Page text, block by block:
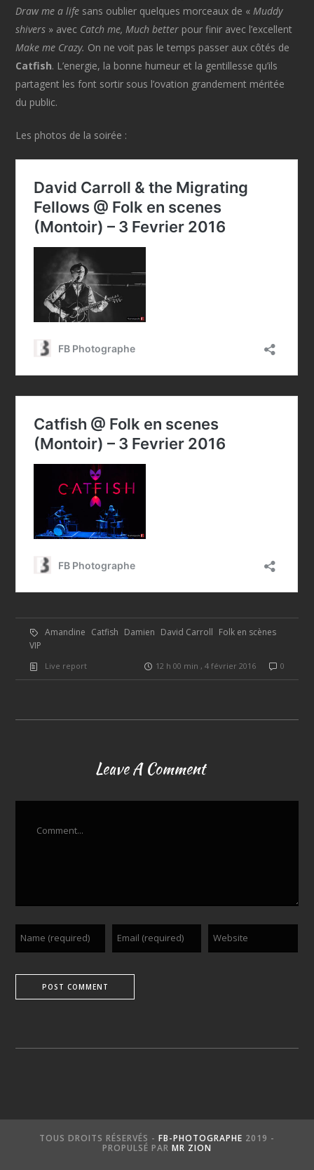
Draw me a life sans oublier quelques morceaux de « Muddy
shivers » avec Catch me, Much better pour finir avec l’excellent
Make me Crazy. On ne voit pas le temps passer aux côtés de
Catfish. L’energie, la bonne humeur et la gentillesse qu’ils
partagent les font sortir sous l’ovation grandement méritée
du public.
Les photos de la soirée :
Amandine Catfish Damien David Carroll Folk en scènes
VIP
Live report 12 h 00 min , 4 février 2016 0
Leave A Comment
TOUS DROITS RÉSERVÉS - FB-PHOTOGRAPHE 2019 -
PROPULSÉ PAR MR ZION